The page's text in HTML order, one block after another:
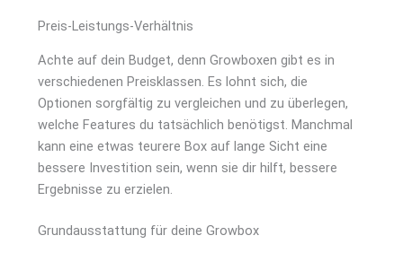
Preis-Leistungs-Verhältnis
Achte auf dein Budget, denn Growboxen gibt es in
verschiedenen Preisklassen. Es lohnt sich, die
Optionen sorgfältig zu vergleichen und zu überlegen,
welche Features du tatsächlich benötigst. Manchmal
kann eine etwas teurere Box auf lange Sicht eine
bessere Investition sein, wenn sie dir hilft, bessere
Ergebnisse zu erzielen.
Grundausstattung für deine Growbox